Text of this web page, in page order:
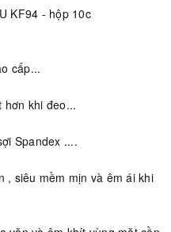
KF94 - hộp 10c
cấp...
hơn khi đeo...
Spandex ....
, siêu mềm mịn và êm ái khi